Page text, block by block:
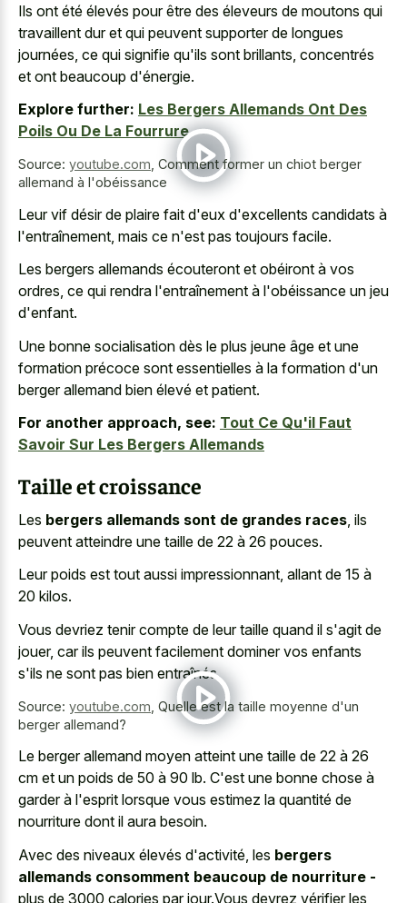
Ils ont été élevés pour être des éleveurs de moutons qui
travaillent dur et qui peuvent supporter de longues
journées, ce qui signifie qu'ils sont brillants, concentrés
et ont beaucoup d'énergie.
Explore further: Les Bergers Allemands Ont Des
Poils Ou De La Fourrure
Source: youtube.com Comment former un chiot berger
allemand à l'obéissance
Leur vif désir de plaire fait d'eux d'excellents candidats à
l'entraînement, mais ce n'est pas toujours facile.
Les bergers allemands écouteront et obéiront à vos
ordres, ce qui rendra l'entraînement à l'obéissance un jeu
d'enfant.
Une bonne socialisation dès le plus jeune âge et une
formation précoce sont essentielles à la formation d'un
berger allemand bien élevé et patient.
For another approach, see: Tout Ce Qu'il Faut
Savoir Sur Les Bergers Allemands
Taille et croissance
Les bergers allemands sont de grandes races , ils
peuvent atteindre une taille de 22 à 26 pouces.
Leur poids est tout aussi impressionnant, allant de 15 à
20 kilos.
Vous devriez tenir compte de leur taille quand il s'agit de
jouer, car ils peuvent facilement dominer vos enfants
s'ils ne sont pas bien entraînés.
Source: youtube.com Quelle est la taille moyenne d'un
berger allemand?
Le berger allemand moyen atteint une taille de 22 à 26
cm et un poids de 50 à 90 lb. C'est une bonne chose à
garder à l'esprit lorsque vous estimez la quantité de
nourriture dont il aura besoin.
Avec des niveaux élevés d'activité, les bergers
allemands consomment beaucoup de nourriture -
plus de 3000 calories par jour.Vous devrez vérifier les